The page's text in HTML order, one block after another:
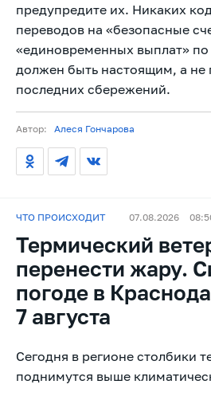
предупредите их. Никаких
переводов на «безопасные
«единовременных выплат»
должен быть настоящим, а не
последних сбережений.
Автор: Алеся Гончарова
ЧТО ПРОИСХОДИТ 07.08.2026
Термический
перенести жару.
погоде в
7 августа
Сегодня в регионе столбики
поднимутся выше